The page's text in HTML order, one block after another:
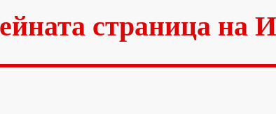
страница на